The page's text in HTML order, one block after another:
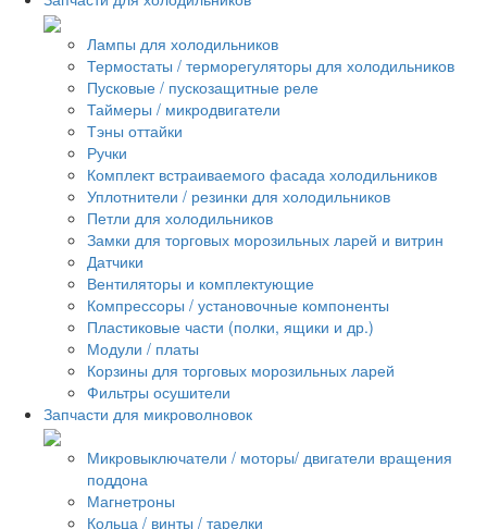
Лампы для холодильников
Термостаты / терморегуляторы для холодильников
Пусковые / пускозащитные реле
Таймеры / микродвигатели
Тэны оттайки
Ручки
Комплект встраиваемого фасада холодильников
Уплотнители / резинки для холодильников
Петли для холодильников
Замки для торговых морозильных ларей и витрин
Датчики
Вентиляторы и комплектующие
Компрессоры / установочные компоненты
Пластиковые части (полки, ящики и др.)
Модули / платы
Корзины для торговых морозильных ларей
Фильтры осушители
Запчасти для микроволновок
Микровыключатели / моторы/ двигатели вращения
поддона
Магнетроны
Кольца / винты / тарелки